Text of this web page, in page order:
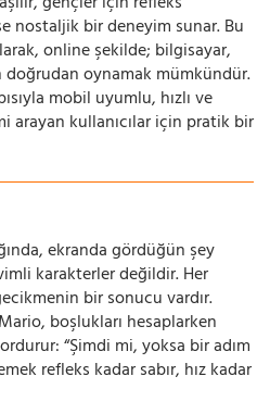
nostaljik bir deneyim sunar. Bu
online şekilde; bilgisayar,
oynamak mümkündür.
mobil uyumlu, hızlı ve
kullanıcılar için pratik bir
ekranda gördüğün şey
karakterler değildir. Her
bir sonucu vardır.
boşlukları hesaplarken
“Şimdi mi, yoksa bir adım
refleks kadar sabır, hız kadar